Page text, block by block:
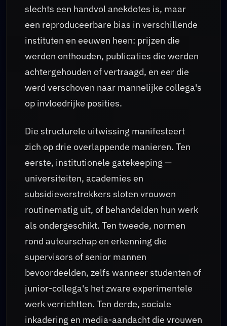
slechts een handvol anekdotes is, maar
een reproduceerbare bias in verschillende
instituten en eeuwen heen: prijzen die
werden onthouden, publicaties die werden
achtergehouden of vertraagd, en eer die
werd verschoven naar mannelijke collega's
op invloedrijke posities.
Die structurele uitwissing manifesteert
zich op drie overlappende manieren. Ten
eerste, institutionele gatekeeping —
universiteiten, academies en
subsidieverstrekkers sloten vrouwen
routinematig uit, of behandelden hun werk
als ondergeschikt. Ten tweede, normen
rond auteurschap en erkenning die
supervisors of senior mannen
bevoordeelden, zelfs wanneer studenten of
junior-collega's het zware experimentele
werk verrichtten. Ten derde, sociale
inkadering en media-aandacht die vrouwen